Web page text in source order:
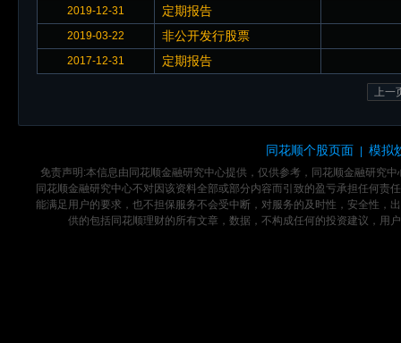
2019-12-31 定期报告
2019-03-22 非公开发行股票
2017-12-31 定期报告
上一
同花顺个股页面 模拟
免责声明:本信息由同花顺金融研究中心提供，仅供参考，同花顺金融研究
同花顺金融研究中心不对因该资料全部或部分内容而引致的盈亏承担任何
能满足用户的要求，也不担保服务不会受中断，对服务的及时性，安全性，
供的包括同花顺理财的所有文章，数据，不构成任何的投资建议，用